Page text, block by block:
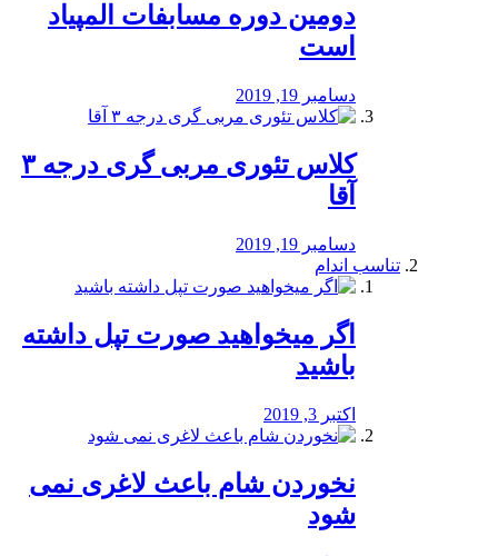
دومین دوره مسابفات المپیاد
است
دسامبر 19, 2019
کلاس تئوری مربی گری درجه ۳
آقا
دسامبر 19, 2019
تناسب اندام
اگر میخواهید صورت تپل داشته
باشید
اکتبر 3, 2019
نخوردن شام باعث لاغری نمی
‌شود